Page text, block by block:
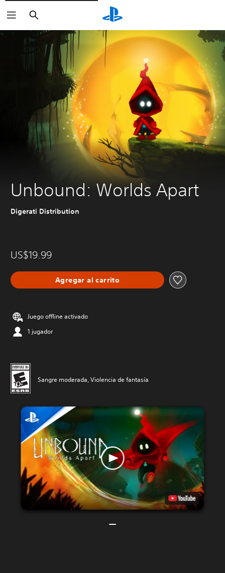
Buscar
Unbound: Worlds Apart
Digerati Distribution
US$19.99
Agregar al carrito
Juego offline activado
1 jugador
Sangre moderada, Violencia de fantasía